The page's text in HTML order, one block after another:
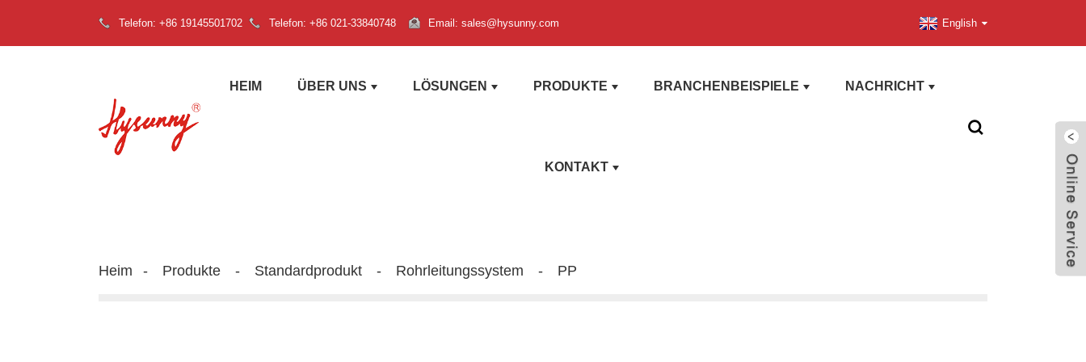
Telefon: +86 19145501702 Telefon: +86 021-33840748 Email: sales@hysunny.com English
HEIM ÜBER UNS LÖSUNGEN PRODUKTE BRANCHENBEISPIELE NACHRICHT
KONTAKT
Heim Produkte Standardprodukt Rohrleitungssystem PP